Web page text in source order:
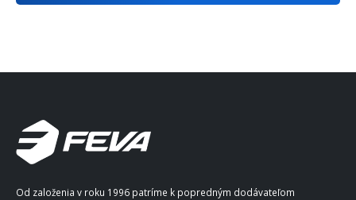
Od založenia v roku 1996 patríme k popredným dodávateľom